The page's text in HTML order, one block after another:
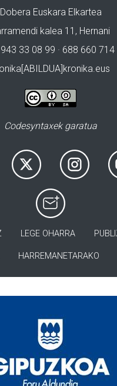
Dobera Euskara Elkartea
kalea 11, Hernani
33 08 99 · 688 660 714
Codesyntaxek garatua
LEGE OHARRA
HARREMANETARAKO